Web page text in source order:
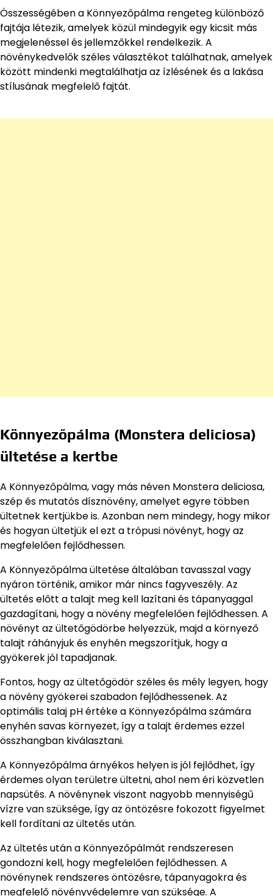
Összességében a Könnyezőpálma rengeteg különböző
fajtája létezik, amelyek közül mindegyik egy kicsit más
megjelenéssel és jellemzőkkel rendelkezik. A
növénykedvelők széles választékot találhatnak, amelyek
között mindenki megtalálhatja az ízlésének és a lakása
stílusának megfelelő fajtát.
Könnyezőpálma (Monstera deliciosa)
ültetése a kertbe
A Könnyezőpálma, vagy más néven Monstera deliciosa,
szép és mutatós dísznövény, amelyet egyre többen
ültetnek kertjükbe is. Azonban nem mindegy, hogy mikor
és hogyan ültetjük el ezt a trópusi növényt, hogy az
megfelelően fejlődhessen.
A Könnyezőpálma ültetése általában tavasszal vagy
nyáron történik, amikor már nincs fagyveszély. Az
ültetés előtt a talajt meg kell lazítani és tápanyaggal
gazdagítani, hogy a növény megfelelően fejlődhessen. A
növényt az ültetőgödörbe helyezzük, majd a környező
talajt ráhányjuk és enyhén megszorítjuk, hogy a
gyökerek jól tapadjanak.
Fontos, hogy az ültetőgödör széles és mély legyen, hogy
a növény gyökerei szabadon fejlődhessenek. Az
optimális talaj pH értéke a Könnyezőpálma számára
enyhén savas környezet, így a talajt érdemes ezzel
összhangban kiválasztani.
A Könnyezőpálma árnyékos helyen is jól fejlődhet, így
érdemes olyan területre ültetni, ahol nem éri közvetlen
napsütés. A növénynek viszont nagyobb mennyiségű
vízre van szüksége, így az öntözésre fokozott figyelmet
kell fordítani az ültetés után.
Az ültetés után a Könnyezőpálmát rendszeresen
gondozni kell, hogy megfelelően fejlődhessen. A
növénynek rendszeres öntözésre, tápanyagokra és
megfelelő növényvédelemre van szüksége. A